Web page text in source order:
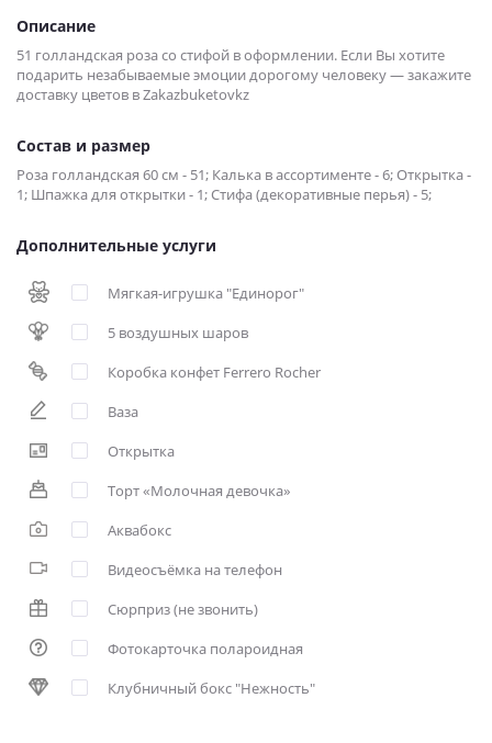
Описание
51 голландская роза со стифой в оформлении. Если Вы хотите
подарить незабываемые эмоции дорогому человеку — закажите
доставку цветов в Zakazbuketovkz
Состав и размер
Роза голландская 60 см - 51; Калька в ассортименте - 6; Открытка -
1; Шпажка для открытки - 1; Стифа (декоративные перья) - 5;
Дополнительные услуги
Мягкая-игрушка "Единорог"
5 воздушных шаров
Коробка конфет Ferrero Rocher
Ваза
Открытка
Торт «Молочная девочка»
Аквабокс
Видеосъёмка на телефон
Сюрприз (не звонить)
Фотокарточка полароидная
Клубничный бокс "Нежность"